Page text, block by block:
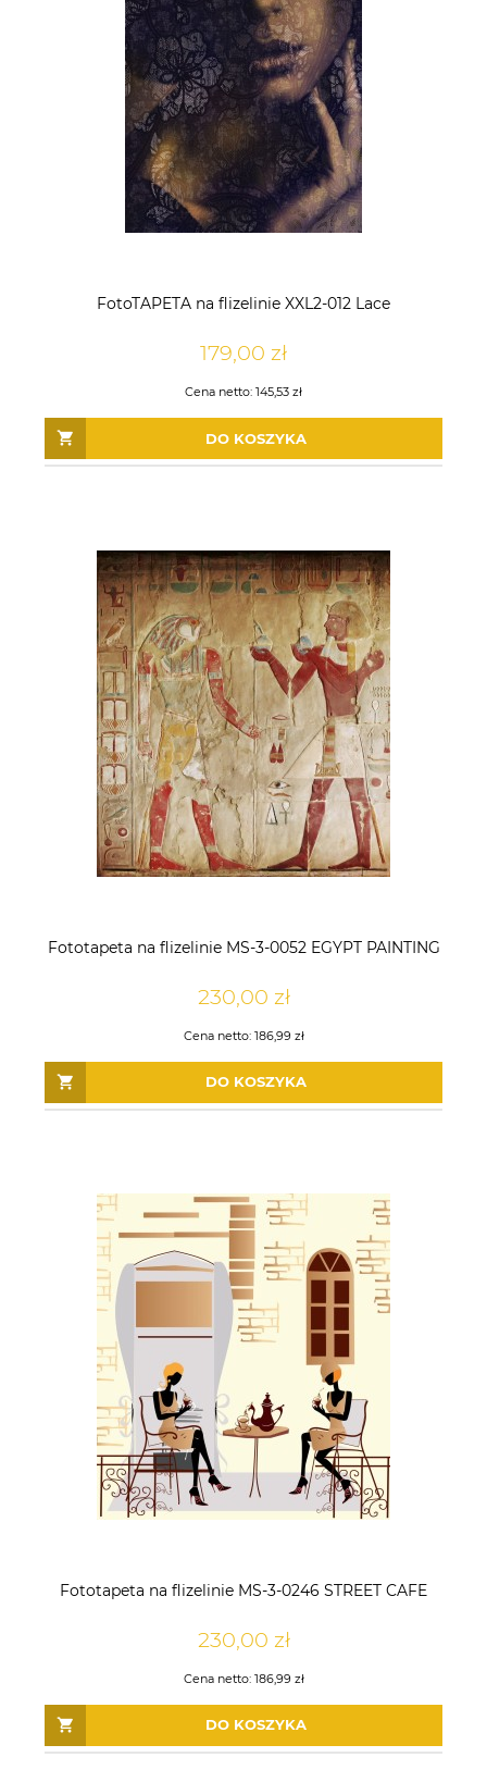
FotoTAPETA na flizelinie XXL2-012 Lace
179,00 zł
Cena netto: 145,53 zł
DO KOSZYKA
Fototapeta na flizelinie MS-3-0052 EGYPT PAINTING
230,00 zł
Cena netto: 186,99 zł
DO KOSZYKA
Fototapeta na flizelinie MS-3-0246 STREET CAFE
230,00 zł
Cena netto: 186,99 zł
DO KOSZYKA